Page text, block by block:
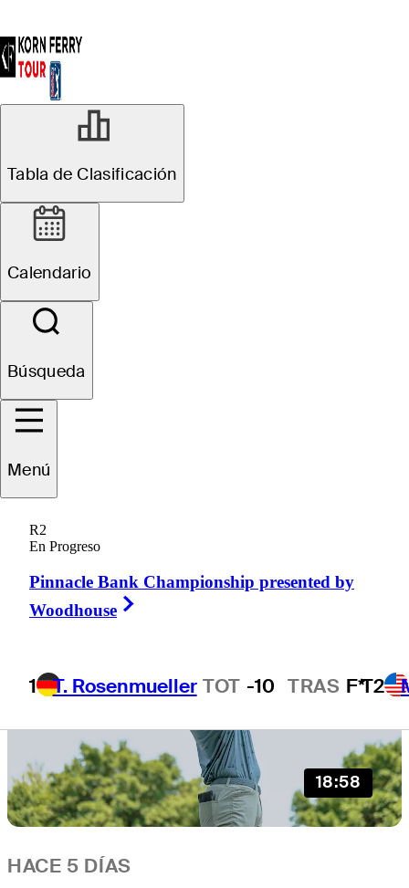
Tabla de Clasificación
Calendario
Búsqueda
Menú
R2
En Progreso
Pinnacle Bank Championship presented by
Woodhouse
1 T. Rosenmueller TOT -10 TRAS F*T2
Ver y Escuchar
All
18:58
HACE 5 DÍAS